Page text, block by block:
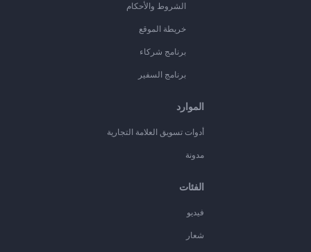
الشروط والأحكام
خريطة الموقع
برنامج شركاء
برنامج السفير
الموارد
أدوات تسويق العلامة التجارية
مدونة
الفئات
فيديو
شعار